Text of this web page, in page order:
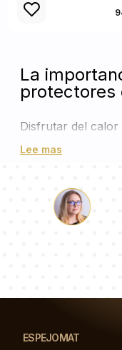
La
protectores
Disfrutar del calor
independiente
alto. Las chispas
ceniza pueden
suelos de
vivienda. Al
accidentes y
Lee mas
ESPEJOMAT